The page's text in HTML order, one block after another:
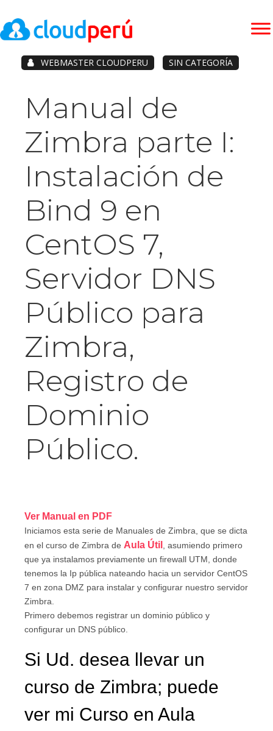
WEBMASTER CLOUDPERU SIN CATEGORÍA
Manual de
Zimbra parte I:
Instalación de
Bind 9 en
CentOS 7,
Servidor DNS
Público para
Zimbra,
Registro de
Dominio
Público.
Ver Manual en PDF
Iniciamos esta serie de Manuales de Zimbra, que se dicta
en el curso de Zimbra de Aula Útil
, asumiendo primero
que ya instalamos previamente un firewall UTM, donde
tenemos la Ip pública nateando hacia un servidor CentOS
7 en zona DMZ para instalar y configurar nuestro servidor
Zimbra.
Primero debemos registrar un dominio público y
configurar un DNS público.
Si Ud. desea llevar un
curso de Zimbra; puede
ver mi Curso en Aula